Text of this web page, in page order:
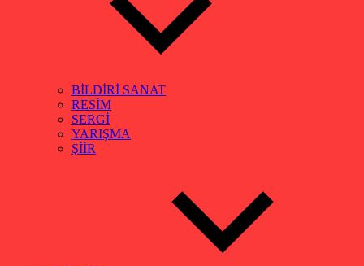
BİLDİRİ SANAT
RESİM
SERGİ
YARIŞMA
ŞİİR